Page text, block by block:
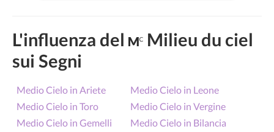
L'influenza del
Milieu du ciel
sui Segni
Medio Cielo in Ariete
Medio Cielo in Toro
Medio Cielo in Gemelli
Medio Cielo in Leone
Medio Cielo in Vergine
Medio Cielo in Bilancia